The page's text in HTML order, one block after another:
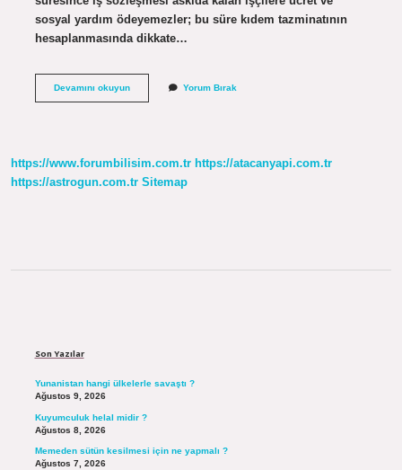
sosyal yardım ödeyemezler; bu süre kıdem tazminatının
hesaplanmasında dikkate…
Devamını okuyunGrevin
Yorum Bırak
https://www.forumbilisim.com.tr https://atacanyapi.com.tr
https://astrogun.com.tr Sitemap
Son Yazılar
Yunanistan hangi ülkelerle savaştı ?
Ağustos 9, 2026
Kuyumculuk helal midir ?
Ağustos 8, 2026
Memeden sütün kesilmesi için ne yapmalı ?
Ağustos 7, 2026